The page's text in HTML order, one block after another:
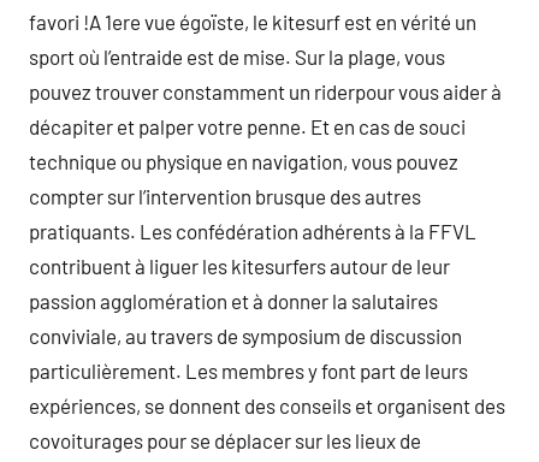
favori !A 1ere vue égoïste, le kitesurf est en vérité un
sport où l’entraide est de mise. Sur la plage, vous
pouvez trouver constamment un riderpour vous aider à
décapiter et palper votre penne. Et en cas de souci
technique ou physique en navigation, vous pouvez
compter sur l’intervention brusque des autres
pratiquants. Les confédération adhérents à la FFVL
contribuent à liguer les kitesurfers autour de leur
passion agglomération et à donner la salutaires
conviviale, au travers de symposium de discussion
particulièrement. Les membres y font part de leurs
expériences, se donnent des conseils et organisent des
covoiturages pour se déplacer sur les lieux de